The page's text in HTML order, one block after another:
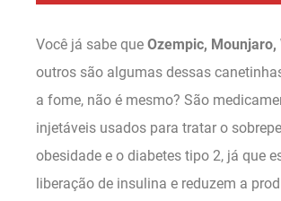
Você já sabe que Ozempic, Mounjaro,
outros são algumas dessas
a fome, não é mesmo? São
injetáveis usados para tratar o
obesidade e o diabetes tipo 2, já que
liberação de insulina e reduzem a